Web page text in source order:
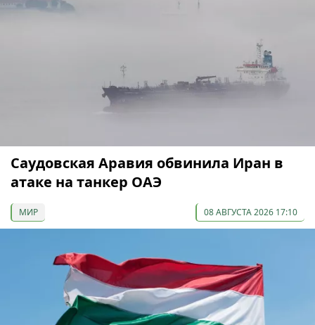
Саудовская Аравия обвинила Иран в
атаке на танкер ОАЭ
МИР 08 АВГУСТА 2026 17:10